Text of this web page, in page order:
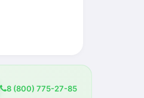
8 (800) 775-27-85